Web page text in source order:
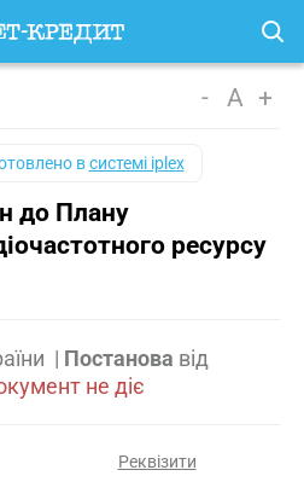
- A +
всистемі iplex
до Плану
ресурсу
| Постанова від
не діє
Реквізити